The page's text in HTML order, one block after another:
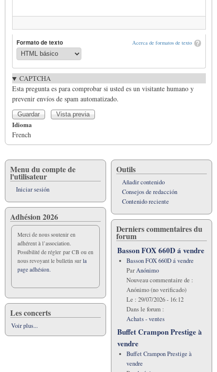
Acerca de formatos de texto
Formato de texto
CAPTCHA
Esta pregunta es para comprobar si usted es un visitante humano y
prevenir envíos de spam automatizado.
Idioma
French
Menu du compte de
l'utilisateur
Iniciar sesión
Adhésion 2026
Merci de nous soutenir en
adhérent à l’association.
Possibilité de régler par CB ou en
nous revoyant le bulletin sur la
page adhésion.
Les concerts
Voir plus...
Outils
Añadir contenido
Consejos de redacción
Contenido reciente
Derniers commentaires du
forum
Basson FOX 660D á vendre
Basson FOX 660D á vendre
ParAnónimo
Nouveau commentaire de :
Anónimo (no verificado)
Le : 29/07/2026 - 16:12
Dans le forum :
Achats - ventes
Buffet Crampon Prestige à
vendre
Buffet Crampon Prestige à
vendre